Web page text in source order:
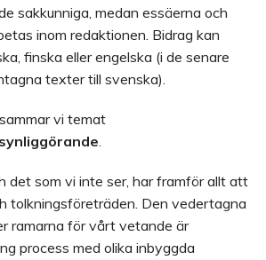
sakkunniga, medan essäerna och
inom redaktionen. Bidrag kan
finska eller engelska (i de senare
texter till svenska).
vi temat
.
det som vi inte ser, har framför allt att
tolkningsföreträden. Den vedertagna
ramarna för vårt vetande är
process med olika inbyggda